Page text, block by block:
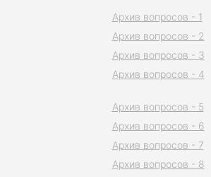
Архив вопросов - 1
Архив вопросов - 2
Архив вопросов - 3
Архив вопросов - 4
Архив вопросов - 5
Архив вопросов - 6
Архив вопросов - 7
Архив вопросов - 8